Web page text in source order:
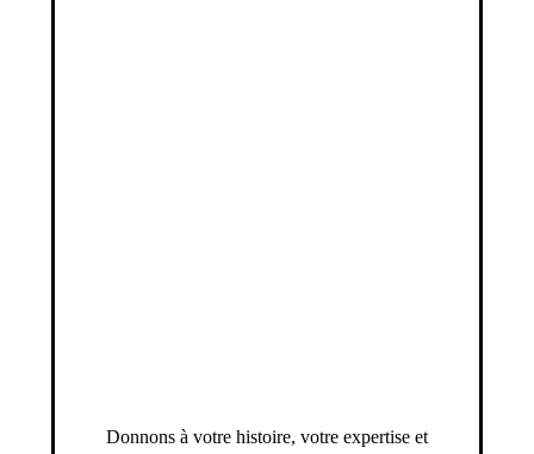
Donnons à votre histoire, votre expertise et